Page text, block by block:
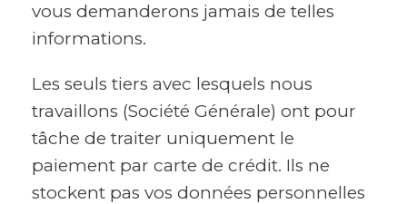
vous demanderons jamais de telles
informations.
Les seuls tiers avec lesquels nous
travaillons (Société Générale) ont pour
tâche de traiter uniquement le
paiement par carte de crédit. Ils ne
stockent pas vos données personnelles